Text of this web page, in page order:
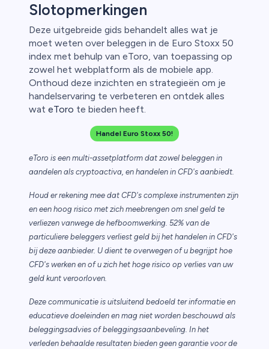
Slotopmerkingen
Deze uitgebreide gids behandelt alles wat je
moet weten over beleggen in de Euro Stoxx 50
index met behulp van eToro, van toepassing op
zowel het webplatform als de mobiele app.
Onthoud deze inzichten en strategieën om je
handelservaring te verbeteren en ontdek alles
wat eToro te bieden heeft.
Handel Euro Stoxx 50!
eToro is een multi-assetplatform dat zowel beleggen in
aandelen als cryptoactiva, en handelen in CFD's aanbiedt.
Houd er rekening mee dat CFD's complexe instrumenten zijn
en een hoog risico met zich meebrengen om snel geld te
verliezen vanwege de hefboomwerking. 52% van de
particuliere beleggers verliest geld bij het handelen in CFD's
bij deze aanbieder. U dient te overwegen of u begrijpt hoe
CFD's werken en of u zich het hoge risico op verlies van uw
geld kunt veroorloven.
Deze communicatie is uitsluitend bedoeld ter informatie en
educatieve doeleinden en mag niet worden beschouwd als
beleggingsadvies of beleggingsaanbeveling. In het
verleden behaalde resultaten bieden geen garantie voor de